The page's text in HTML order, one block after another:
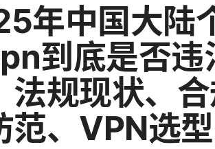
年中国大陆
到底是否违
法规现状、
范、VPN选